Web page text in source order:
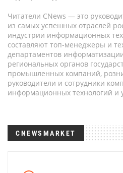
Читатели CNews — это
из самых успешных отраслей
индустрии информационных
составляют топ-менеджеры и
департаментов
региональных органов
промышленных компаний,
руководители и сотрудники
информационных технологий и
CNEWSMARKET